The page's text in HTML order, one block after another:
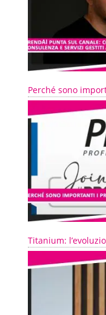
Perché sono
Titanium: